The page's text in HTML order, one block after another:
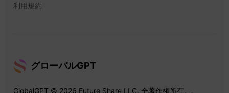
利用規約
グローバルGPT
GlobalGPT © 2026 Future Share LLC. 全著作権所有。.